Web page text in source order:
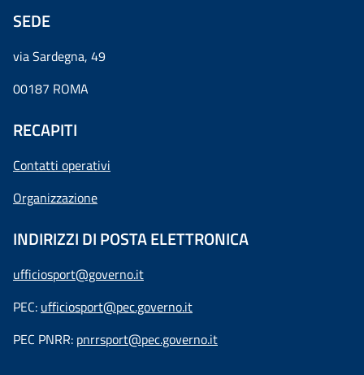
SEDE
via Sardegna, 49
00187 ROMA
RECAPITI
Contatti operativi
Organizzazione
INDIRIZZI DI POSTA ELETTRONICA
ufficiosport@governo.it
PEC: ufficiosport@pec.governo.it
PEC PNRR: pnrrsport@pec.governo.it